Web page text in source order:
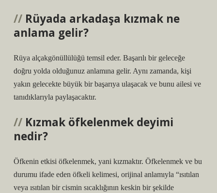
Rüyada arkadaşa kızmak ne
anlama gelir?
Rüya alçakgönüllülüğü temsil eder. Başarılı bir geleceğe
doğru yolda olduğunuz anlamına gelir. Aynı zamanda, kişi
yakın gelecekte büyük bir başarıya ulaşacak ve bunu ailesi ve
tanıdıklarıyla paylaşacaktır.
Kızmak öfkelenmek deyimi
nedir?
Öfkenin etkisi öfkelenmek, yani kızmaktır. Öfkelenmek ve bu
durumu ifade eden öfkeli kelimesi, orijinal anlamıyla “ısıtılan
veya ısıtılan bir cismin sıcaklığının keskin bir şekilde